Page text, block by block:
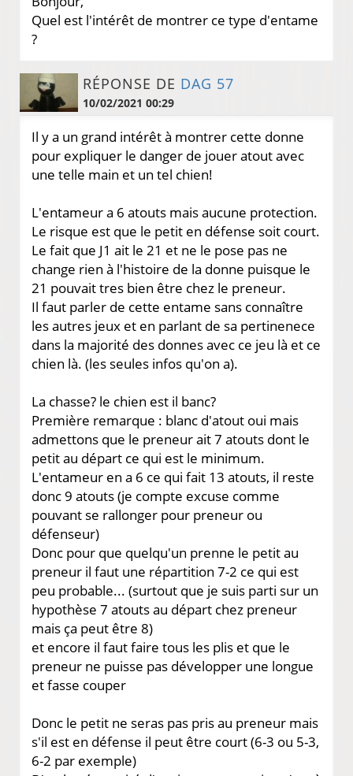
Quel est l'intérêt de montrer ce type d'entame
?
RÉPONSE DE DAG 57
10/02/2021 00:29
Il y a un grand intérêt à montrer cette donne
pour expliquer le danger de jouer atout avec
une telle main et un tel chien!
L'entameur a 6 atouts mais aucune protection.
Le risque est que le petit en défense soit court.
Le fait que J1 ait le 21 et ne le pose pas ne
change rien à l'histoire de la donne puisque le
21 pouvait tres bien être chez le preneur.
Il faut parler de cette entame sans connaître
les autres jeux et en parlant de sa pertinenece
dans la majorité des donnes avec ce jeu là et ce
chien là. (les seules infos qu'on a).
La chasse? le chien est il banc?
Première remarque : blanc d'atout oui mais
admettons que le preneur ait 7 atouts dont le
petit au départ ce qui est le minimum.
L'entameur en a 6 ce qui fait 13 atouts, il reste
donc 9 atouts (je compte excuse comme
pouvant se rallonger pour preneur ou
défenseur)
Donc pour que quelqu'un prenne le petit au
preneur il faut une répartition 7-2 ce qui est
peu probable... (surtout que je suis parti sur un
hypothèse 7 atouts au départ chez preneur
mais ça peut être 8)
et encore il faut faire tous les plis et que le
preneur ne puisse pas développer une longue
et fasse couper
Donc le petit ne seras pas pris au preneur mais
s'il est en défense il peut être court (6-3 ou 5-3,
6-2 par exemple)